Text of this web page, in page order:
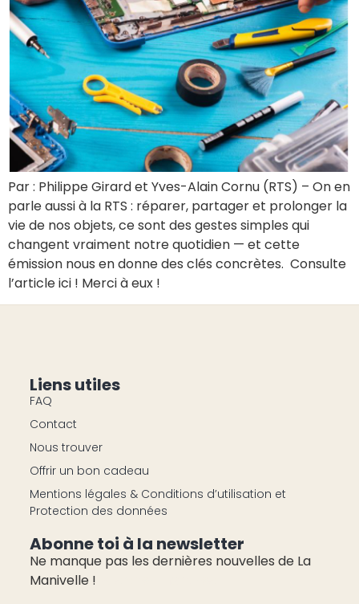
Par : Philippe Girard et Yves-Alain Cornu (RTS) – On en
parle aussi à la RTS : réparer, partager et prolonger la
vie de nos objets, ce sont des gestes simples qui
changent vraiment notre quotidien — et cette
émission nous en donne des clés concrètes. Consulte
l’article ici ! Merci à eux !
Liens utiles
FAQ
Contact
Nous trouver
Offrir un bon cadeau
Mentions légales & Conditions d’utilisation et
Protection des données
Abonne toi à la newsletter
Ne manque pas les dernières nouvelles de La
Manivelle !